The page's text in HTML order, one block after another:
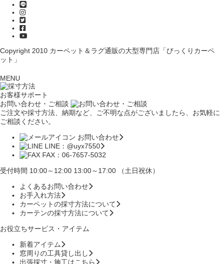
Copyright 2010 カーペット＆ラグ通販の大型専門店「びっくりカーペ
ット」
MENU
お客様サポート
お問い合わせ・ご相談
ご注文や採寸方法、納期など、ご不明な点がございましたら、お気軽に
ご相談ください。
お問い合わせ
LINE：@uyx7550
FAX：06-7657-5032
受付時間 10:00～12:00 13:00～17:00 （土日祝休）
よくあるお問い合わせ
お手入れ方法
カーペットの採寸方法について
カーテンの採寸方法について
お役立ちサービス・アイテム
新着アイテム
窓周りの工具貸し出し
出張採寸・施工はこちら